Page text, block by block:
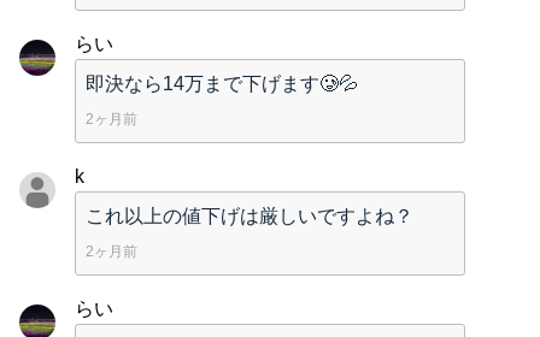
らい
即決なら14万まで下げます🥲💦
2ヶ月前
k
これ以上の値下げは厳しいですよね？
2ヶ月前
らい